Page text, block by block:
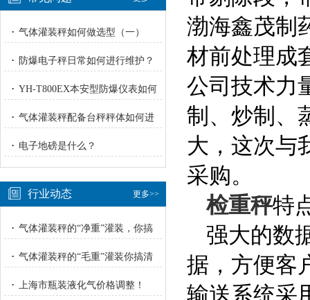
· 气体灌装秤如何做选型（一）
· 防爆电子秤日常如何进行维护？
· YH-T800EX本安型防爆仪表如何
进行校正？
· 气体灌装秤配备台秤秤体如何进
行重量校正标定？
· 电子地磅是什么？
更多>>
行业动态
· 气体灌装秤的“净重”灌装，你搞
明白了吗？
· 气体灌装秤的“毛重”灌装你搞清
楚了吗？
· 上海市瓶装液化气价格调整！
渤海鑫茂制
材前处理成
公司技术力
制、炒制、
大，这次与
采购。
检重秤特
强大的数
据，方便客
输送系统采